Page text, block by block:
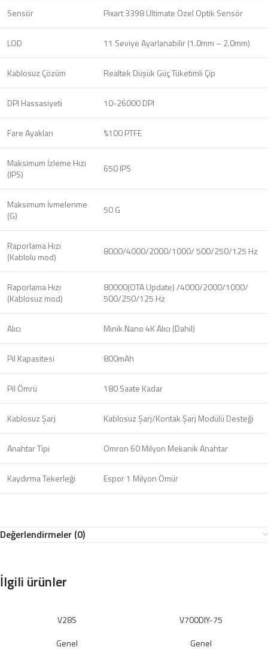
Sensör Pixart 3398 Ultimate Özel Optik Sensör
LOD 11 Seviye Ayarlanabilir (1.0mm – 2.0mm)
Kablosuz Çözüm Realtek Düşük Güç Tüketimli Çip
DPI Hassasiyeti 10-26000 DPI
Fare Ayakları %100 PTFE
Maksimum İzleme Hızı
(IPS)
650 IPS
Maksimum İvmelenme
(G)
50 G
Raporlama Hızı
(Kablolu mod)
8000/4000/2000/1000/ 500/250/125 Hz
Raporlama Hızı
(Kablosuz mod)
80000(OTA Update) /4000/2000/1000/
500/250/125 Hz
Alıcı Minik Nano 4K Alıcı (Dahil)
Pil Kapasitesi 800mAh
Pil Ömrü 180 Saate Kadar
Kablosuz Şarj Kablosuz Şarj/Kontak Şarj Modülü Desteği
Anahtar Tipi Omron 60 Milyon Mekanik Anahtar
Kaydırma Tekerleği Espor 1 Milyon Ömür
Değerlendirmeler (0)
İlgili ürünler
V28S
Genel
V700DIY-75
Genel